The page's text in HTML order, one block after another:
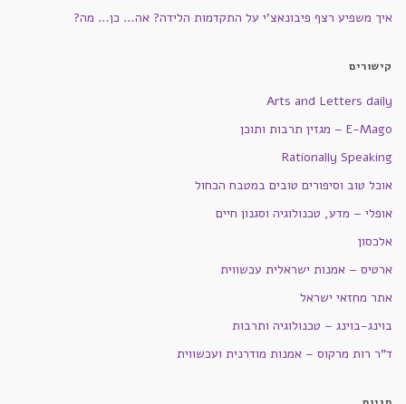
איך משפיע רצף פיבונאצ'י על התקדמות הלידה? אה… כן… מה?
קישורים
Arts and Letters daily
E-Mago – מגזין תרבות ותוכן
Rationally Speaking
אוכל טוב וסיפורים טובים במטבח הכחול
אופלי – מדע, טכנולוגיה וסגנון חיים
אלכסון
ארטיס – אמנות ישראלית עכשווית
אתר מחזאי ישראל
בוינג-בוינג – טכנולוגיה ותרבות
ד"ר רות מרקוס – אמנות מודרנית ועכשווית